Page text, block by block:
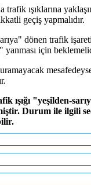
ışıklarına
geçiş yapmalıdır.
dönen trafik
yanması için
ışığı "yeşilden-
Durum ile ilgili